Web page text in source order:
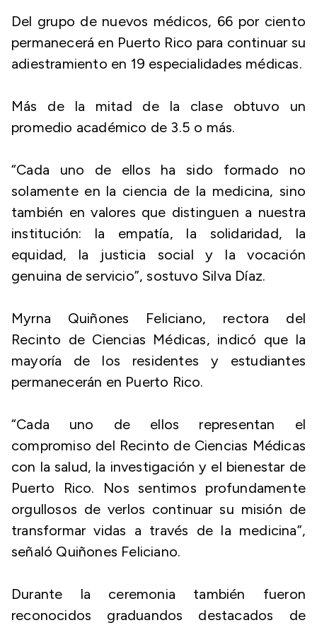
Del grupo de nuevos médicos, 66 por ciento
permanecerá en Puerto Rico para continuar su
adiestramiento en 19 especialidades médicas.
Más de la mitad de la clase obtuvo un
promedio académico de 3.5 o más.
“Cada uno de ellos ha sido formado no
solamente en la ciencia de la medicina, sino
también en valores que distinguen a nuestra
institución: la empatía, la solidaridad, la
equidad, la justicia social y la vocación
genuina de servicio”, sostuvo Silva Díaz.
Myrna Quiñones Feliciano, rectora del
Recinto de Ciencias Médicas, indicó que la
mayoría de los residentes y estudiantes
permanecerán en Puerto Rico.
“Cada uno de ellos representan el
compromiso del Recinto de Ciencias Médicas
con la salud, la investigación y el bienestar de
Puerto Rico. Nos sentimos profundamente
orgullosos de verlos continuar su misión de
transformar vidas a través de la medicina”,
señaló Quiñones Feliciano.
Durante la ceremonia también fueron
reconocidos graduandos destacados de